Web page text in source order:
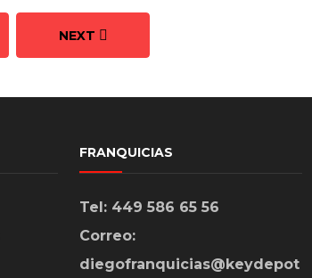
NEXT
FRANQUICIAS
Tel: 449 586 65 56
Correo:
diegofranquicias@keydepot